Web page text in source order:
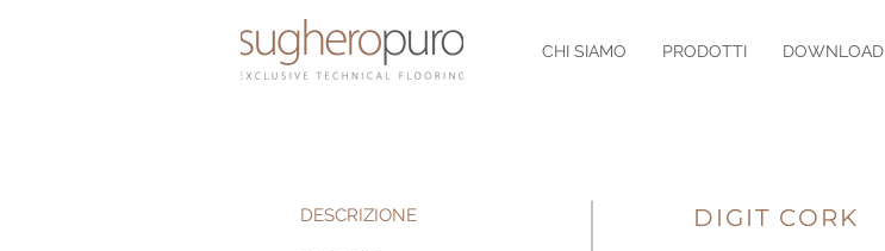
CHI SIAMO PRODOTTI DOWNLOAD
DIGIT CORK
DESCRIZIONE